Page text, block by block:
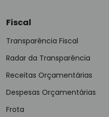
Fiscal
Transparência Fiscal
Radar da Transparência
Receitas Orçamentárias
Despesas Orçamentárias
Frota